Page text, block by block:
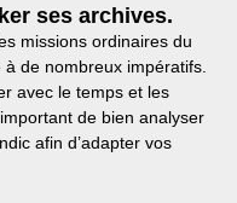
ses archives.
missions ordinaires du
de nombreux impératifs.
avec le temps et les
de bien analyser
afin d’adapter vos